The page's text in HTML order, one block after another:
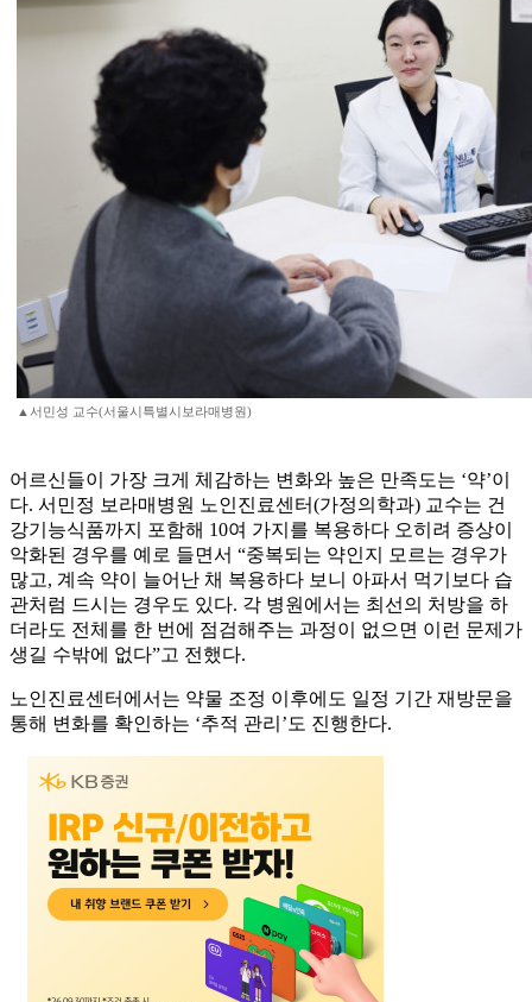
▲서민성 교수(서울시특별시보라매병원)
어르신들이 가장 크게 체감하는 변화와 높은 만족도는 ‘약’이
다. 서민정 보라매병원 노인진료센터(가정의학과) 교수는 건
강기능식품까지 포함해 10여 가지를 복용하다 오히려 증상이
악화된 경우를 예로 들면서 “중복되는 약인지 모르는 경우가
많고, 계속 약이 늘어난 채 복용하다 보니 아파서 먹기보다 습
관처럼 드시는 경우도 있다. 각 병원에서는 최선의 처방을 하
더라도 전체를 한 번에 점검해주는 과정이 없으면 이런 문제가
생길 수밖에 없다”고 전했다.
노인진료센터에서는 약물 조정 이후에도 일정 기간 재방문을
통해 변화를 확인하는 ‘추적 관리’도 진행한다.